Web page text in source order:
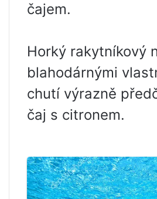
čajem.
Horký rakytníkový
blahodárnými
chutí výrazně
čaj s citronem.